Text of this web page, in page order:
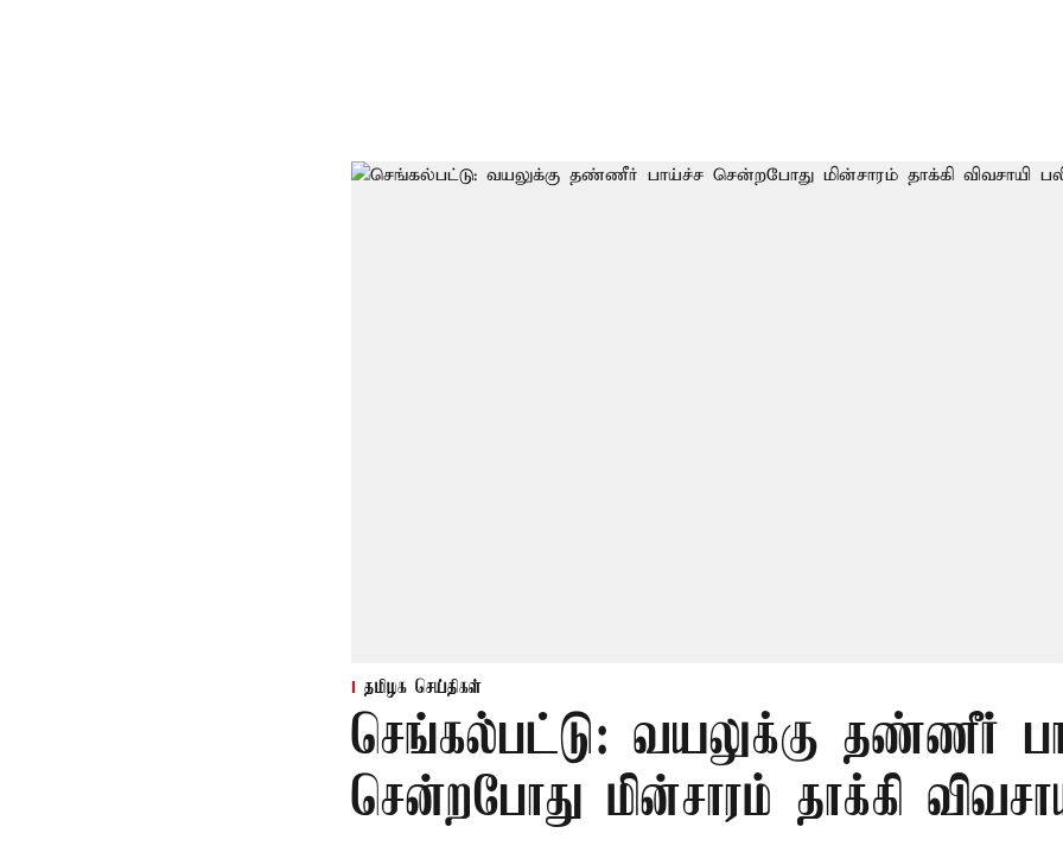
தமிழக செய்திகள்
செங்கல்பட்டு: வயலுக்கு தண்ணீர்
சென்றபோது மின்சாரம் தாக்கி